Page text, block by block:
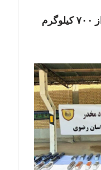
ببینید | تصاویری از کشف بیش از ۷۰۰ کیلوگرم